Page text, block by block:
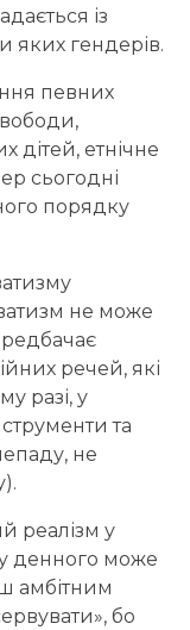
із
яких гендерів.
певних
дітей, етнічне
сьогодні
порядку
не може
речей, які
разі, у
та
не
реалізм у
денного може
амбітним
бо